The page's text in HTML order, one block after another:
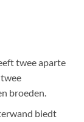
twee aparte
broeden.
biedt